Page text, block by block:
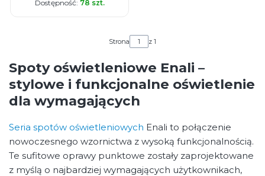
Dostępność: 78 szt.
Strona z 1
Spoty oświetleniowe Enali –
stylowe i funkcjonalne oświetlenie
dla wymagających
Seria spotów oświetleniowych Enali to połączenie
nowoczesnego wzornictwa z wysoką funkcjonalnością.
Te sufitowe oprawy punktowe zostały zaprojektowane
z myślą o najbardziej wymagających użytkownikach,